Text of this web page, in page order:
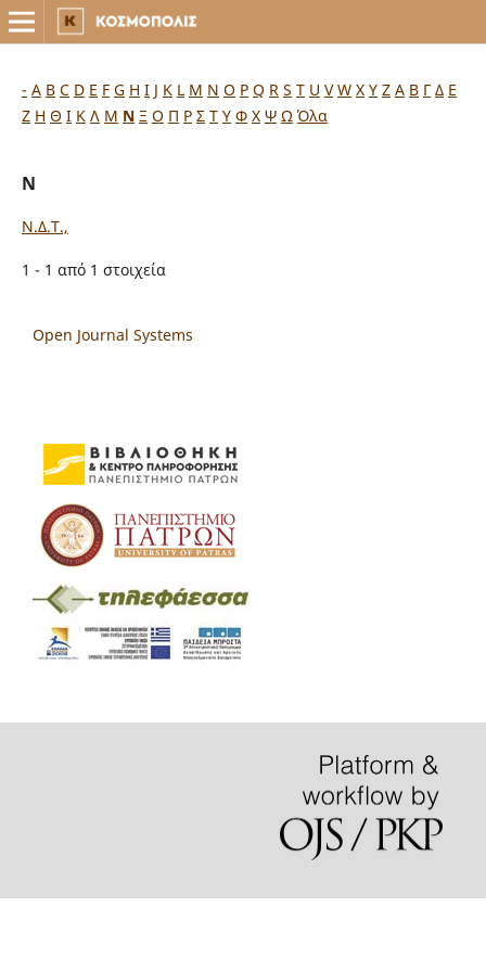
- A B C D E F G H I J K L M N O P Q R S T U V W X Y Z Α Β Γ Δ Ε
Ζ Η Θ Ι Κ Λ Μ Ν Ξ Ο Π Ρ Σ Τ Υ Φ Χ Ψ Ω Όλα
Ν
Ν.Δ.Τ.,
1 - 1 από 1 στοιχεία
Open Journal Systems